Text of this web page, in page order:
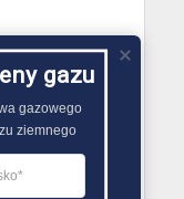
gazu
gazowego
ziemnego